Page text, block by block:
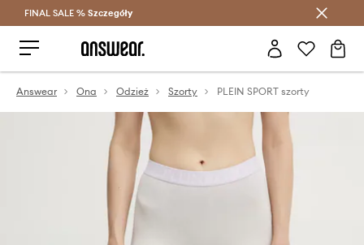
Oszczędzaj z Answear Club >
FINAL SALE % Szczegóły
Answear Ona Odzież Szorty PLEIN SPORT szorty